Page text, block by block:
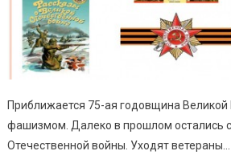
Приближается 75-ая годовщина
фашизмом. Далеко в прошлом остались
Отечественной войны. Уходят